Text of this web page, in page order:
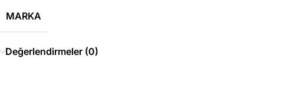
MARKA
Değerlendirmeler (0)